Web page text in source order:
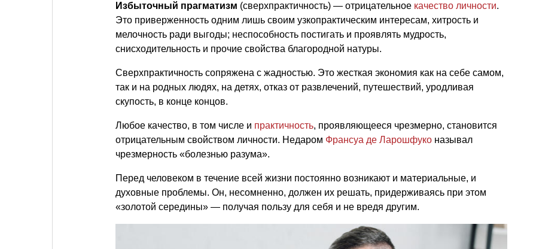
Избыточный прагматизм (сверхпрактичность) — отрицательное качество личности.
Это приверженность одним лишь своим узкопрактическим интересам, хитрость и
мелочность ради выгоды; неспособность постигать и проявлять мудрость,
снисходительность и прочие свойства благородной натуры.
Сверхпрактичность сопряжена с жадностью. Это жесткая экономия как на себе самом,
так и на родных людях, на детях, отказ от развлечений, путешествий, уродливая
скупость, в конце концов.
Любое качество, в том числе и практичность, проявляющееся чрезмерно, становится
отрицательным свойством личности. Недаром Франсуа де Ларошфуко называл
чрезмерность «болезнью разума».
Перед человеком в течение всей жизни постоянно возникают и материальные, и
духовные проблемы. Он, несомненно, должен их решать, придерживаясь при этом
«золотой середины» — получая пользу для себя и не вредя другим.